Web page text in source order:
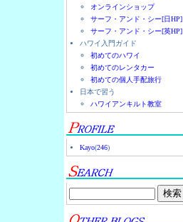
オンラインショップ
サーフ・アンド・シー[日HP]
サーフ・アンド・シー[英HP]
ハワイ入門ガイド
初めてのハワイ
初めてのレンタカー
初めての個人手配旅行
日本で習う
ハワイアンキルト教室
Kayo(246)